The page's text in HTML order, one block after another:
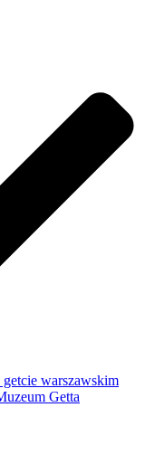
warszawskim
Getta